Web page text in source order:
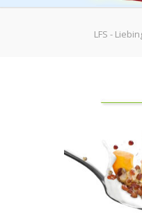
LFS -